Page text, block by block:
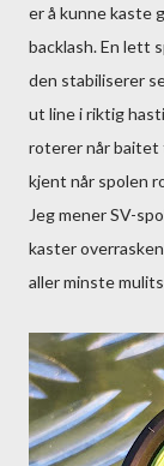
er å kunne kaste
backlash. En lett
den stabiliserer
ut line i riktig
roterer når baitet
kjent når spolen
Jeg mener SV-
kaster
aller minste